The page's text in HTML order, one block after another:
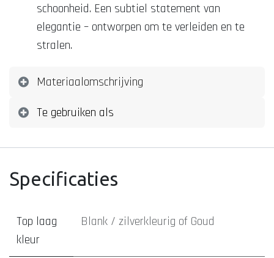
schoonheid. Een subtiel statement van
elegantie – ontworpen om te verleiden en te
stralen.
Materiaalomschrijving
Te gebruiken als
Specificaties
Top laag
kleur
Blank / zilverkleurig of Goud